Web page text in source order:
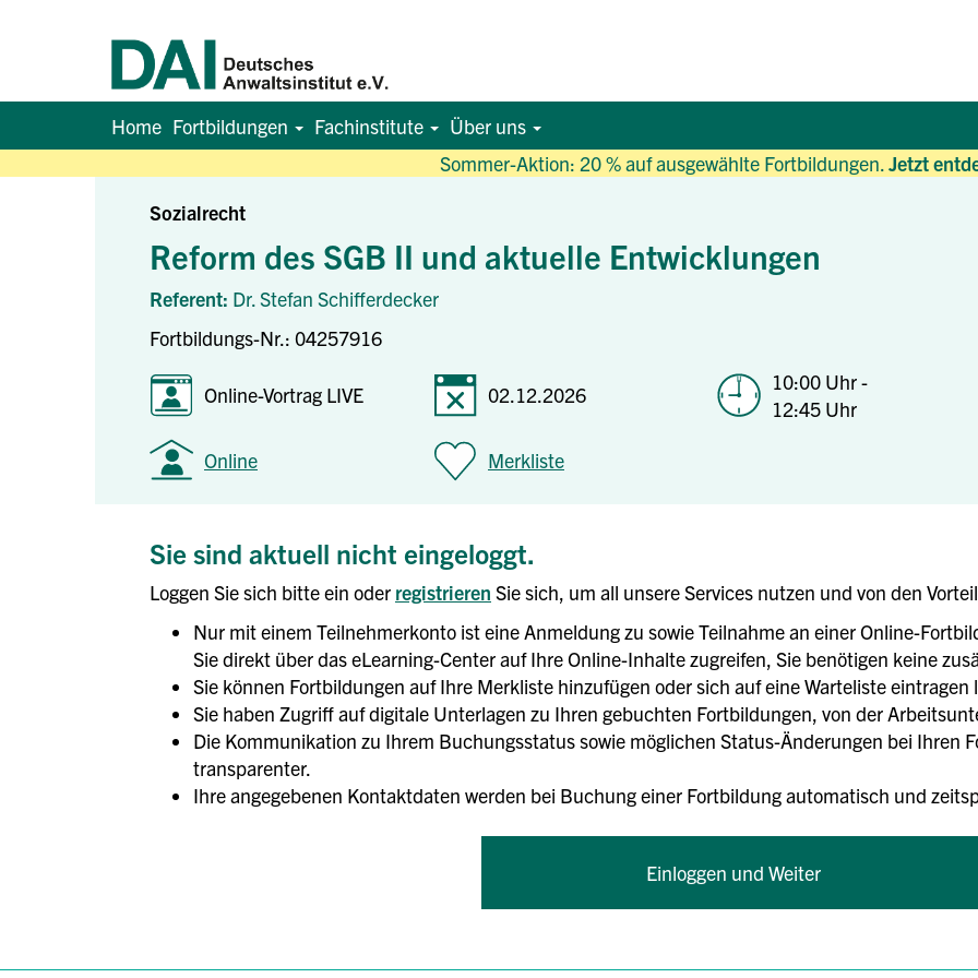
Sommer-Aktion: 20 % auf ausgewählte Fortbildungen.Jetzt
Home Fortbildungen Fachinstitute Über uns
Sozialrecht
Reform des SGB II und aktuelle Entwicklungen
Referent: Dr. Stefan Schifferdecker
Fortbildungs-Nr.: 04257916
Online-Vortrag LIVE 02.12.2026
10:00 Uhr -
12:45 Uhr
Online Merkliste
Sie sind aktuell nicht eingeloggt.
Loggen Sie sich bitte ein oder registrieren Sie sich, um all unsere Services nutzen und von den
Nur mit einem Teilnehmerkonto ist eine Anmeldung zu sowie Teilnahme an einer Online-
Sie direkt über das eLearning-Center auf Ihre Online-Inhalte zugreifen, Sie benötigen keine
Sie können Fortbildungen auf Ihre Merkliste hinzufügen oder sich auf eine Warteliste eintragen
Sie haben Zugriff auf digitale Unterlagen zu Ihren gebuchten Fortbildungen, von der
Die Kommunikation zu Ihrem Buchungsstatus sowie möglichen Status-Änderungen bei Ihren
transparenter.
Ihre angegebenen Kontaktdaten werden bei Buchung einer Fortbildung automatisch und
Einloggen und Weiter